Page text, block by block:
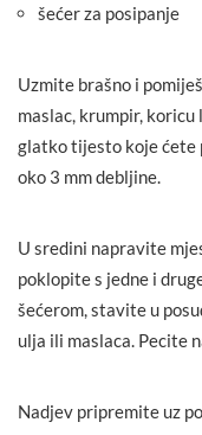
šećer za posipanje
Uzmite brašno i
maslac, krumpir,
glatko tijesto koje ćete
oko 3 mm debljine.
U sredini napravite
poklopite s jedne i
šećerom, stavite u
ulja ili maslaca. Pecite
Nadjev pripremite uz